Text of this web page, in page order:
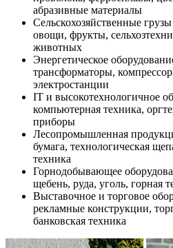
абразивные материалы
Сельскохозяйственные
овощи, фрукты,
животных
Энергетическое
трансформаторы,
электростанции
IT и высокотехнологичное
компьютерная техника,
приборы
Лесопромышленная
бумага, технологическая
техника
Горнодобывающее
щебень, руда, уголь, горная
Выставочное и торговое
рекламные конструкции,
банковская техника